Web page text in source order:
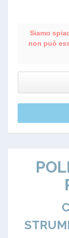
Siamo
non può